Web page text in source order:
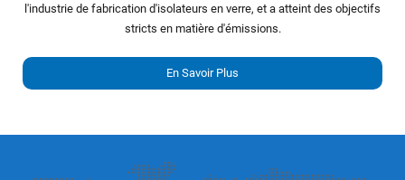
l'industrie de fabrication d'isolateurs en verre, et a atteint des objectifs
stricts en matière d'émissions.
En Savoir Plus